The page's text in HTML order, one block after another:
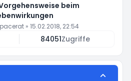
beim
» 15.02.2018, 22:54
84051Zugriffe